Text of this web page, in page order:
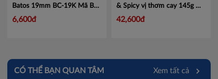
Batos 19mm BC-19K Mã BC-
19K
6,600đ
& Spicy vị thơm cay 145g Mã
4319363
42,600đ
CÓ THỂ BẠN QUAN TÂM Xem tất cả